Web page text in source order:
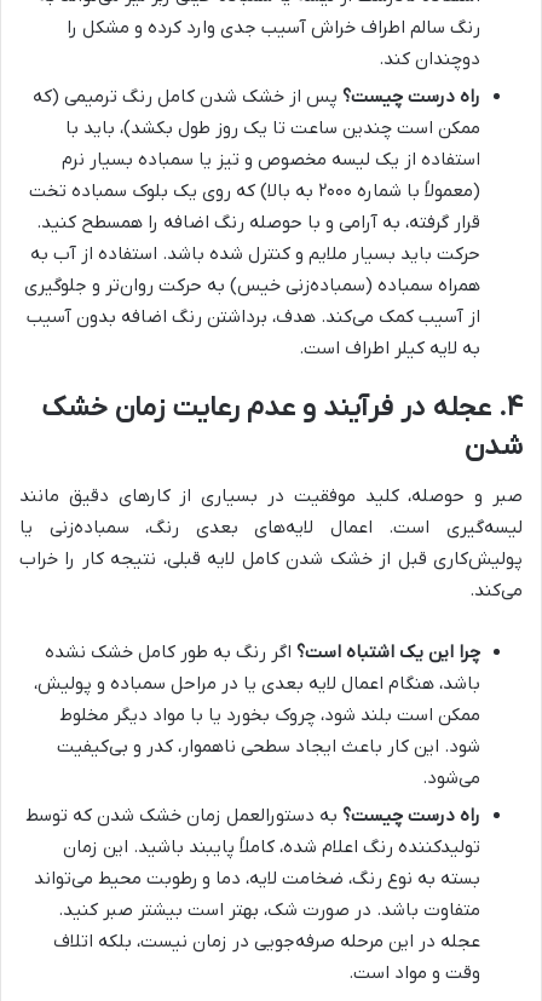
رنگ سالم اطراف خراش آسیب جدی وارد کرده و مشکل را
دوچندان کند.
راه درست چیست؟ پس از خشک شدن کامل رنگ ترمیمی (که
ممکن است چندین ساعت تا یک روز طول بکشد)، باید با
استفاده از یک لیسه مخصوص و تیز یا سمباده بسیار نرم
(معمولاً با شماره ۲۰۰۰ به بالا) که روی یک بلوک سمباده تخت
قرار گرفته، به آرامی و با حوصله رنگ اضافه را همسطح کنید.
حرکت باید بسیار ملایم و کنترل شده باشد. استفاده از آب به
همراه سمباده (سمباده‌زنی خیس) به حرکت روان‌تر و جلوگیری
از آسیب کمک می‌کند. هدف، برداشتن رنگ اضافه بدون آسیب
به لایه کیلر اطراف است.
۴. عجله در فرآیند و عدم رعایت زمان خشک
شدن
صبر و حوصله، کلید موفقیت در بسیاری از کارهای دقیق مانند
لیسه‌گیری است. اعمال لایه‌های بعدی رنگ، سمباده‌زنی یا
پولیش‌کاری قبل از خشک شدن کامل لایه قبلی، نتیجه کار را خراب
می‌کند.
چرا این یک اشتباه است؟ اگر رنگ به طور کامل خشک نشده
باشد، هنگام اعمال لایه بعدی یا در مراحل سمباده و پولیش،
ممکن است بلند شود، چروک بخورد یا با مواد دیگر مخلوط
شود. این کار باعث ایجاد سطحی ناهموار، کدر و بی‌کیفیت
می‌شود.
راه درست چیست؟ به دستورالعمل زمان خشک شدن که توسط
تولیدکننده رنگ اعلام شده، کاملاً پایبند باشید. این زمان
بسته به نوع رنگ، ضخامت لایه، دما و رطوبت محیط می‌تواند
متفاوت باشد. در صورت شک، بهتر است بیشتر صبر کنید.
عجله در این مرحله صرفه‌جویی در زمان نیست، بلکه اتلاف
وقت و مواد است.